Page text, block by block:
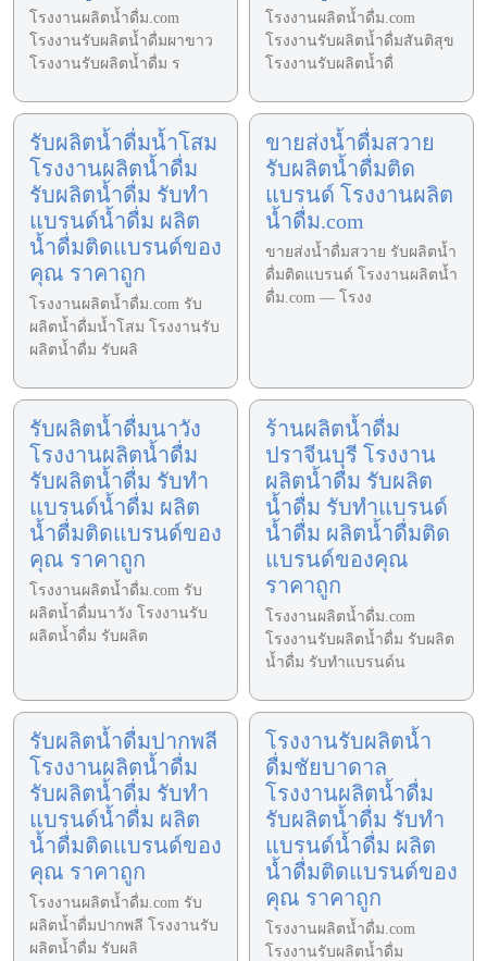
โรงงานผลิตน้ำดื่ม.com
โรงงานรับผลิตน้ำดื่มผาขาว
โรงงานรับผลิตน้ำดื่ม ร
โรงงานผลิตน้ำดื่ม.com
โรงงานรับผลิตน้ำดื่มสันติสุข
โรงงานรับผลิตน้ำดื่
รับผลิตน้ำดื่มน้ำโสม
โรงงานผลิตน้ำดื่ม
รับผลิตน้ำดื่ม รับทำ
แบรนด์น้ำดื่ม ผลิต
น้ำดื่มติดแบรนด์ของ
คุณ ราคาถูก
โรงงานผลิตน้ำดื่ม.com รับ
ผลิตน้ำดื่มน้ำโสม โรงงานรับ
ผลิตน้ำดื่ม รับผลิ
ขายส่งน้ำดื่มสวาย
รับผลิตน้ำดื่มติด
แบรนด์ โรงงานผลิต
น้ำดื่ม.com
ขายส่งน้ำดื่มสวาย รับผลิตน้ำ
ดื่มติดแบรนด์ โรงงานผลิตน้ำ
ดื่ม.com — โรงง
รับผลิตน้ำดื่มนาวัง
โรงงานผลิตน้ำดื่ม
รับผลิตน้ำดื่ม รับทำ
แบรนด์น้ำดื่ม ผลิต
น้ำดื่มติดแบรนด์ของ
คุณ ราคาถูก
โรงงานผลิตน้ำดื่ม.com รับ
ผลิตน้ำดื่มนาวัง โรงงานรับ
ผลิตน้ำดื่ม รับผลิต
ร้านผลิตน้ำดื่ม
ปราจีนบุรี โรงงาน
ผลิตน้ำดื่ม รับผลิต
น้ำดื่ม รับทำแบรนด์
น้ำดื่ม ผลิตน้ำดื่มติด
แบรนด์ของคุณ
ราคาถูก
โรงงานผลิตน้ำดื่ม.com
โรงงานรับผลิตน้ำดื่ม รับผลิต
น้ำดื่ม รับทำแบรนด์น
รับผลิตน้ำดื่มปากพลี
โรงงานผลิตน้ำดื่ม
รับผลิตน้ำดื่ม รับทำ
แบรนด์น้ำดื่ม ผลิต
น้ำดื่มติดแบรนด์ของ
คุณ ราคาถูก
โรงงานผลิตน้ำดื่ม.com รับ
ผลิตน้ำดื่มปากพลี โรงงานรับ
ผลิตน้ำดื่ม รับผลิ
โรงงานรับผลิตน้ำ
ดื่มชัยบาดาล
โรงงานผลิตน้ำดื่ม
รับผลิตน้ำดื่ม รับทำ
แบรนด์น้ำดื่ม ผลิต
น้ำดื่มติดแบรนด์ของ
คุณ ราคาถูก
โรงงานผลิตน้ำดื่ม.com
โรงงานรับผลิตน้ำดื่ม